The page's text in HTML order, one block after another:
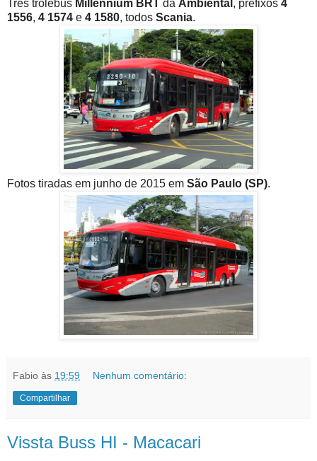
Três trólebus Millennium BRT da Ambiental , prefixos 4
1556, 4 1574 e 4 1580, todos Scania.
Fotos tiradas em junho de 2015 em São Paulo (SP).
Fabio às 19:59 Nenhum comentário:
Compartilhar
Vissta Buss HI - Macacari